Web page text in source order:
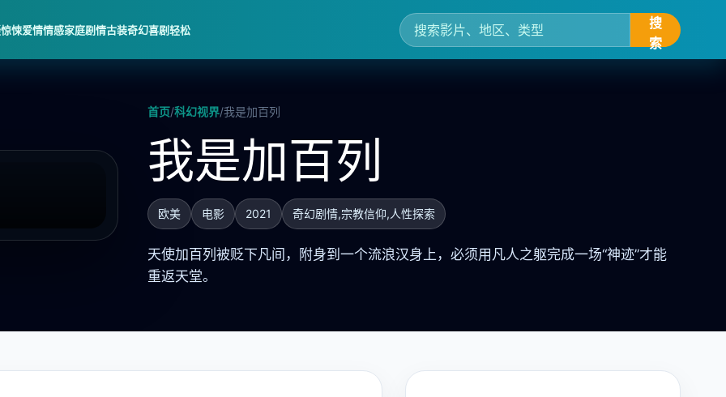
悚爱情情感家庭剧情古装奇幻喜剧轻松
搜
索
首页/科幻视界/我是加百列
我是加百列
欧美 电影 2021 奇幻剧情,宗教信仰,人性探索
天使加百列被贬下凡间，附身到一个流浪汉身上，必须用凡人之躯完成一场“神迹”才能
重返天堂。